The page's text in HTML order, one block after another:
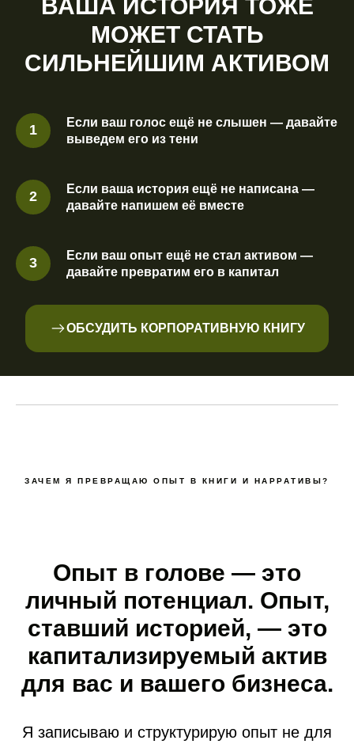
ВАША ИСТОРИЯ ТОЖЕ
МОЖЕТ СТАТЬ
СИЛЬНЕЙШИМ АКТИВОМ
Если ваш голос ещё не слышен — давайте
выведем его из тени
Если ваша история ещё не написана —
давайте напишем её вместе
Если ваш опыт ещё не стал активом —
давайте превратим его в капитал
ОБСУДИТЬ КОРПОРАТИВНУЮ КНИГУ
ЗАЧЕМ Я ПРЕВРАЩАЮ ОПЫТ В КНИГИ И НАРРАТИВЫ?
Опыт в голове — это
личный потенциал. Опыт,
ставший историей, — это
капитализируемый актив
для вас и вашего бизнеса.
Я записываю и структурирую опыт не для